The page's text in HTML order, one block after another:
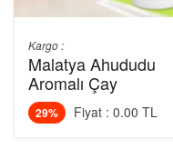
Kargo :
Malatya Ahududu
Aromalı Çay
29% Fiyat : 0.00 TL